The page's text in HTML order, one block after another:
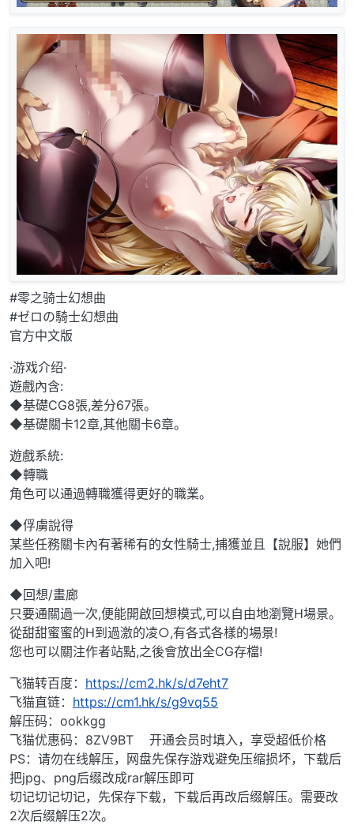
#零之骑士幻想曲
#ゼロの騎士幻想曲
官方中文版
·游戏介绍·
遊戲內含:
◆基礎CG8張,差分67張。
◆基礎關卡12章,其他關卡6章。
遊戲系統:
◆轉職
角色可以通過轉職獲得更好的職業。
◆俘虜說得
某些任務關卡內有著稀有的女性騎士,捕獲並且【說服】她們
加入吧!
◆回想/畫廊
只要通關過一次,便能開啟回想模式,可以自由地瀏覽H場景。
從甜甜蜜蜜的H到過激的凌○,有各式各樣的場景!
您也可以關注作者站點,之後會放出全CG存檔!
飞猫转百度： https://cm2.hk/s/d7eht7
飞猫直链： https://cm1.hk/s/g9vq55
解压码：ookkgg
飞猫优惠码：8ZV9BT 开通会员时填入，享受超低价格
PS：请勿在线解压，网盘先保存游戏避免压缩损坏，下载后
把jpg、png后缀改成rar解压即可
切记切记切记，先保存下载，下载后再改后缀解压。需要改
2次后缀解压2次。